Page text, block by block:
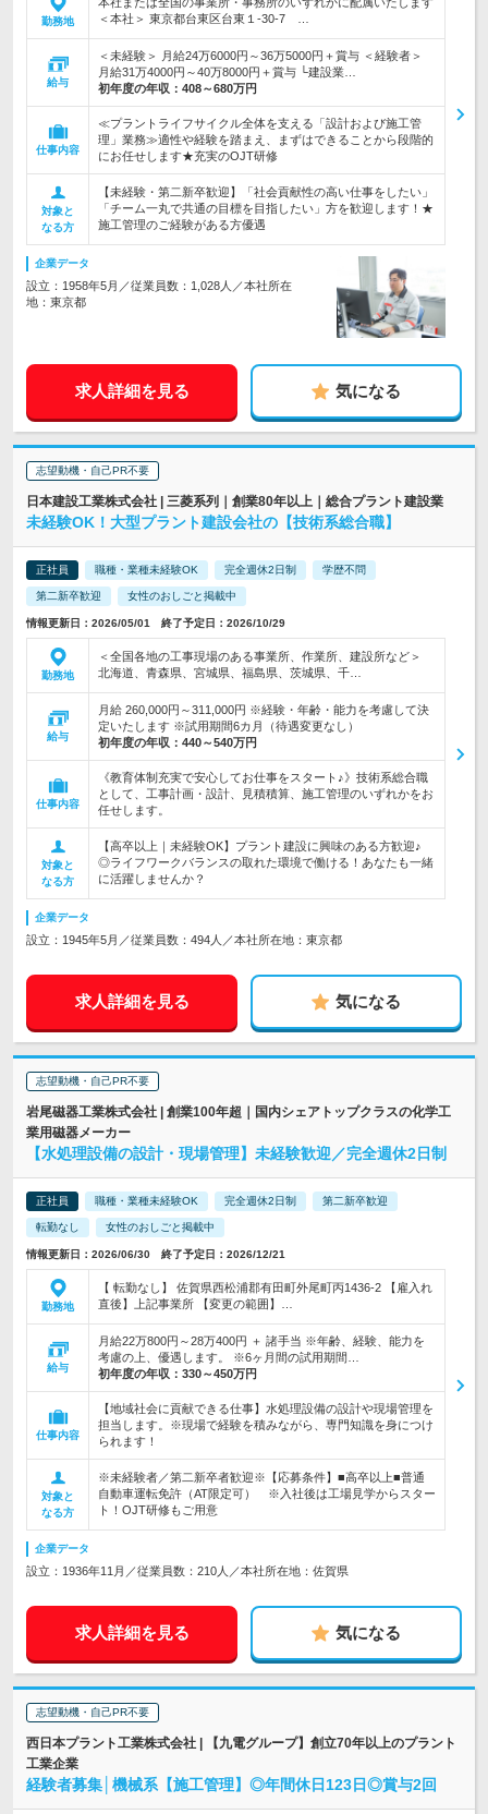
勤務地
＜本社＞ 東京都台東区台東１-30-7 …
給与
＜未経験＞ 月給24万6000円～36万5000円＋賞与 ＜経験者＞
月給31万4000円～40万8000円＋賞与 └建設業…
初年度の年収： 408～680万円
仕事内容
≪プラントライフサイクル全体を支える「設計および施工管
理」業務≫適性や経験を踏まえ、まずはできることから段階的
にお任せします★充実のOJT研修
対象と
なる方
【未経験・第二新卒歓迎】「社会貢献性の高い仕事をしたい」
「チーム一丸で共通の目標を目指したい」方を歓迎します！★
施工管理のご経験がある方優遇
企業データ
設立：1958年5月／従業員数：1,028人／本社所在
地：東京都
求人詳細を見る 気になる
志望動機・自己PR不要
日本建設工業株式会社 | 三菱系列｜創業80年以上｜総合プラント建設業
未経験OK！大型プラント建設会社の【技術系総合職】
正社員 職種・業種未経験OK 完全週休2日制 学歴不問
第二新卒歓迎 女性のおしごと掲載中
情報更新日：2026/05/01 終了予定日：2026/10/29
勤務地
＜全国各地の工事現場のある事業所、作業所、建設所など＞
北海道、青森県、宮城県、福島県、茨城県、千…
給与
月給 260,000円～311,000円 ※経験・年齢・能力を考慮して決
定いたします ※試用期間6カ月（待遇変更なし）
初年度の年収： 440～540万円
仕事内容
《教育体制充実で安心してお仕事をスタート♪》技術系総合職
として、工事計画・設計、見積積算、施工管理のいずれかをお
任せします。
対象と
なる方
【高卒以上｜未経験OK】プラント建設に興味のある方歓迎♪
◎ライフワークバランスの取れた環境で働ける！あなたも一緒
に活躍しませんか？
企業データ
設立：1945年5月／従業員数：494人／本社所在地：東京都
求人詳細を見る 気になる
志望動機・自己PR不要
岩尾磁器工業株式会社 | 創業100年超｜国内シェアトップクラスの化学工
業用磁器メーカー
【水処理設備の設計・現場管理】未経験歓迎／完全週休2日制
正社員 職種・業種未経験OK 完全週休2日制 第二新卒歓迎
転勤なし 女性のおしごと掲載中
情報更新日：2026/06/30 終了予定日：2026/12/21
勤務地
【 転勤なし】 佐賀県西松浦郡有田町外尾町丙1436-2 【雇入れ
直後】上記事業所 【変更の範囲】…
給与
月給22万800円～28万400円 ＋ 諸手当 ※年齢、経験、能力を
考慮の上、優遇します。 ※6ヶ月間の試用期間…
初年度の年収： 330～450万円
仕事内容
【地域社会に貢献できる仕事】水処理設備の設計や現場管理を
担当します。※現場で経験を積みながら、専門知識を身につけ
られます！
対象と
なる方
※未経験者／第二新卒者歓迎※【応募条件】■高卒以上■普通
自動車運転免許（AT限定可） ※入社後は工場見学からスター
ト！OJT研修もご用意
企業データ
設立：1936年11月／従業員数：210人／本社所在地：佐賀県
求人詳細を見る 気になる
志望動機・自己PR不要
西日本プラント工業株式会社 | 【九電グループ】創立70年以上のプラント
工業企業
経験者募集│機械系【施工管理】◎年間休日123日◎賞与2回